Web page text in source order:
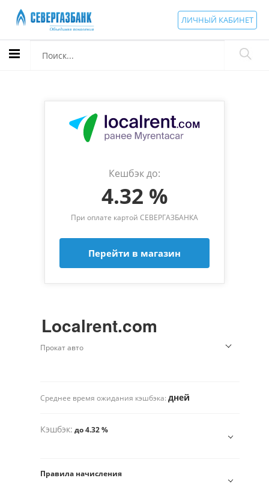
ЛИЧНЫЙ КАБИНЕТ
Кешбэк до:
4.32 %
При оплате картой СЕВЕРГАЗБАНКА
Перейти в магазин
Localrent.com
Прокат авто
Среднее время ожидания кэшбэка: дней
Кэшбэк: до 4.32 %
Правила начисления